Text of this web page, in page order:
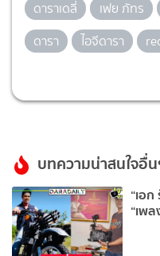
ดาราเดลี่ เฟย ภัทร
ดารา
ไอจีดารา
บทความน่าสนใจอื่
“เอ
“เพ